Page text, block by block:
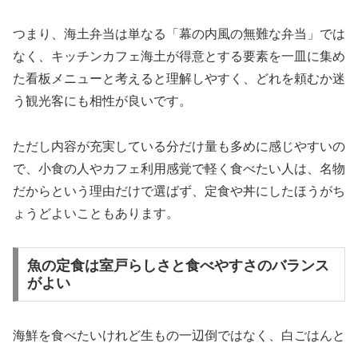
つまり、海土弁当は単なる「幕の内風の無難な弁当」では
なく、キッチンカフェ海土が得意とする要素を一皿に集め
た看板メニューと考えると理解しやすく、どれを頼むか迷
う観光客にも相性が良いです。
ただし内容が充実している分だけ量も多めに感じやすいの
で、小食の人やカフェ利用感覚で軽く食べたい人は、名物
だからという理由だけで選ばず、定食や丼にしたほうがち
ょうどよいこともあります。
魚の定食は室戸らしさと食べやすさのバランス
がよい
海鮮を食べたいけれど生もの一辺倒ではなく、白ごはんと